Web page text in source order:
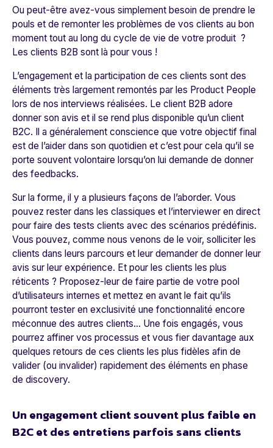
Ou peut-être avez-vous simplement besoin de prendre le
pouls et de remonter les problèmes de vos clients au bon
moment tout au long du cycle de vie de votre produit ?
Les clients B2B sont là pour vous !
L’engagement et la participation de ces clients sont des
éléments très largement remontés par les Product People
lors de nos interviews réalisées. Le client B2B adore
donner son avis et il se rend plus disponible qu’un client
B2C. Il a généralement conscience que votre objectif final
est de l’aider dans son quotidien et c’est pour cela qu’il se
porte souvent volontaire lorsqu’on lui demande de donner
des feedbacks.
Sur la forme, il y a plusieurs façons de l’aborder. Vous
pouvez rester dans les classiques et l’interviewer en direct
pour faire des tests clients avec des scénarios prédéfinis.
Vous pouvez, comme nous venons de le voir, solliciter les
clients dans leurs parcours et leur demander de donner leur
avis sur leur expérience. Et pour les clients les plus
réticents ? Proposez-leur de faire partie de votre pool
d’utilisateurs internes et mettez en avant le fait qu’ils
pourront tester en exclusivité une fonctionnalité encore
méconnue des autres clients… Une fois engagés, vous
pourrez affiner vos processus et vous fier davantage aux
quelques retours de ces clients les plus fidèles afin de
valider (ou invalider) rapidement des éléments en phase
de discovery.
Un engagement client souvent plus faible en
B2C et des entretiens parfois sans clients